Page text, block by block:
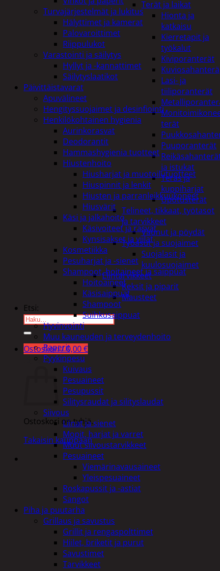
Terät ja laikat
Hionta ja
katkaisu
Kierretapit ja
työkalut
Kiviporanterät
Kuviosahanterä
Lasi- ja
tiiliporanterät
terät
Puuporanterät
ja istukat
Teräs ja
kuppiharjat
Upotusterät
Telineet, tikkaat, työtasot
ja tarvikkeet
Vaunut ja pöydät
Työasut ja suojaimet
Suojalasit ja
kuulosuojaimet
Elintarvikkeet
Keksit ja piparit
Mausteet
Etsi:
Ostoskori /0,00€
Ostoskori
Ostoskori on tyhjä.
Takaisin kauppaan
Turvajärjestelmät ja lukitus
Hälyttimet ja kamerat
Palovaroittimet
Riippulukot
Varastointi ja säilytys
Hyllyt ja -kannattimet
Säilytyslaatikot
Päivittäistavarat
Apuvälineet
Hengityssuojaimet ja desinfiointi
Henkilökohtainen hygienia
Aurinkorasvat
Deodorantit
Hammashygienia tuotteet
Hiustenhoito
Hiusharjat ja muotoilutuotteet
Hiuspinnit ja lenkit
Hiusten ja parranleikkuukoneet
Hiusvärit
Käsi ja jalkahoito
Käsivoiteet ja rasvat
Kynsisakset ja viilat
Kosmetiikka
Pesuharjat ja -sienet
Shampoot, hoitaineet ja saippuat
Hoitoaineet
Käsisaippuat
Shampoot
Suihkusaippuat
Hyvinvointi
Muu kauneuden ja terveydenhoito
Paperit
Pyykinpesu
Kuivaus
Pesuaineet
Pesupussit
Silitysraudat ja silityslaudat
Siivous
Liinat ja sienet
Mopit, harjat ja varret
Muut siivoustarvikkeet
Pesuaineet
Viemärinavausaineet
Yleispesuaineet
Roskapussit ja -astiat
Sangot
Piha ja puutarha
Grillaus ja savustus
Grillit ja rengaspolttimet
Hiilet, briketit ja purut
Savustimet
Tarvikkeet